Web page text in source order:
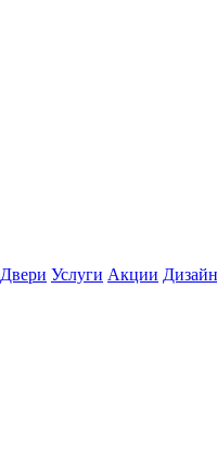
Двери Услуги Акции